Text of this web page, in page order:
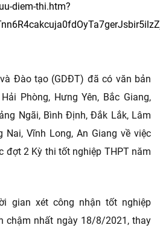
diem-thi.htm?
Đào tạo (GDĐT) đã có văn bản
Phòng, Hưng Yên, Bắc Giang,
Ngãi, Bình Định, Đắk Lắk, Lâm
Nai, Vĩnh Long, An Giang về việc
đợt 2 Kỳ thi tốt nghiệp THPT năm
gian xét công nhận tốt nghiệp
chậm nhất ngày 18/8/2021, thay